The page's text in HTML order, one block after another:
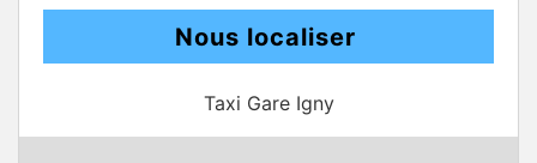
Nous localiser
Taxi Gare Igny